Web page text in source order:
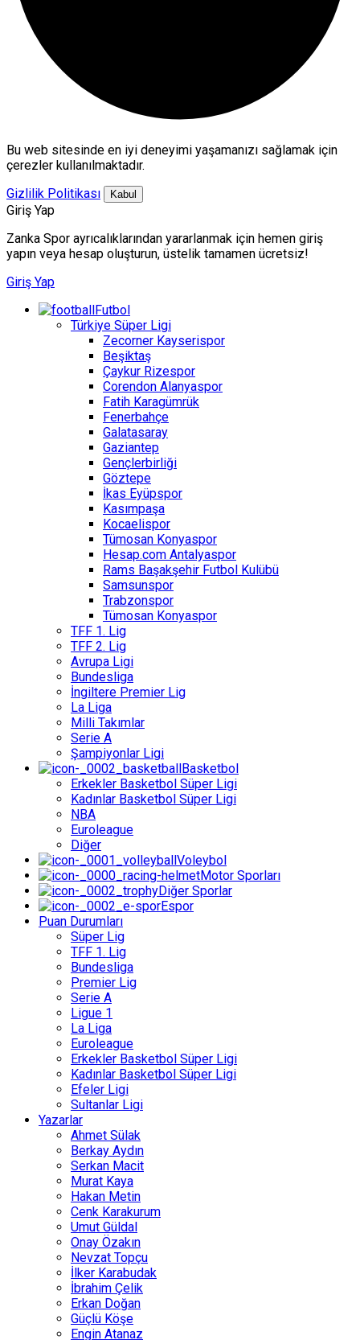
Bu web sitesinde en iyi deneyimi yaşamanızı sağlamak için
çerezler kullanılmaktadır.
Gizlilik Politikası
Kabul
Giriş Yap
Zanka Spor ayrıcalıklarından yararlanmak için hemen giriş
yapın veya hesap oluşturun, üstelik tamamen ücretsiz!
Giriş Yap
Futbol
Türkiye Süper Ligi
Zecorner Kayserispor
Beşiktaş
Çaykur Rizespor
Corendon Alanyaspor
Fatih Karagümrük
Fenerbahçe
Galatasaray
Gaziantep
Gençlerbirliği
Göztepe
İkas Eyüpspor
Kasımpaşa
Kocaelispor
Tümosan Konyaspor
Hesap.com Antalyaspor
Rams Başakşehir Futbol Kulübü
Samsunspor
Trabzonspor
Tümosan Konyaspor
TFF 1. Lig
TFF 2. Lig
Avrupa Ligi
Bundesliga
İngiltere Premier Lig
La Liga
Milli Takımlar
Serie A
Şampiyonlar Ligi
Basketbol
Erkekler Basketbol Süper Ligi
Kadınlar Basketbol Süper Ligi
NBA
Euroleague
Diğer
Voleybol
Motor Sporları
Diğer Sporlar
Espor
Puan Durumları
Süper Lig
TFF 1. Lig
Bundesliga
Premier Lig
Serie A
Ligue 1
La Liga
Euroleague
Erkekler Basketbol Süper Ligi
Kadınlar Basketbol Süper Ligi
Efeler Ligi
Sultanlar Ligi
Yazarlar
Ahmet Sülak
Berkay Aydın
Serkan Macit
Murat Kaya
Hakan Metin
Cenk Karakurum
Umut Güldal
Onay Özakın
Nevzat Topçu
İlker Karabudak
İbrahim Çelik
Erkan Doğan
Güçlü Köşe
Engin Atanaz